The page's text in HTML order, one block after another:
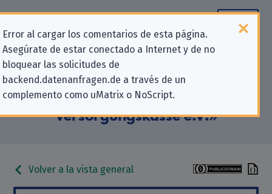
Error al cargar los comentarios de esta página.
Asegúrate de estar conectado a Internet y de no
bloquear las solicitudes de
backend.datenanfragen.de a través de un
complemento como uMatrix o NoScript.
Información de contacto para
solicitudes relativas a la privacidad
para «Generali Deutschland
Versorgungskasse e.V.»
Volver a la vista general